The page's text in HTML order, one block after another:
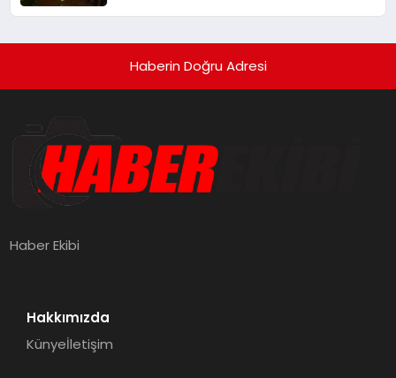
Haberin Doğru Adresi
Haber Ekibi
Hakkımızda
Künyeİletişim